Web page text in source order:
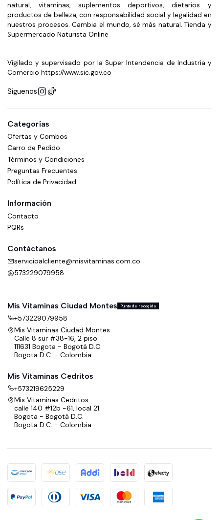
natural, vitaminas, suplementos deportivos, dietarios y
productos de belleza, con responsabilidad social y legalidad en
nuestros procesos. Cambia el mundo, sé más natural. Tienda y
Supermercado Naturista Online
Vigilado y supervisado por la Super Intendencia de Industria y
Comercio https://www.sic.gov.co
Síguenos
Categorías
Ofertas y Combos
Carro de Pedido
Términos y Condiciones
Preguntas Frecuentes
Política de Privacidad
Información
Contacto
PQRs
Contáctanos
servicioalcliente@misvitaminas.com.co
573229079958
Mis Vitaminas Ciudad Montes Punto de recogida
+573229079958
Mis Vitaminas Ciudad Montes
Calle 8 sur #38-16, 2 piso
111631 Bogota - Bogotá D.C.
Bogota D.C. - Colombia
Mis Vitaminas Cedritos
+573219625229
Mis Vitaminas Cedritos
calle 140 #12b -61, local 21
Bogota - Bogotá D.C.
Bogota D.C. - Colombia